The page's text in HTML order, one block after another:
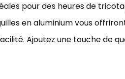
pour des heures de
en aluminium vous
Ajoutez une touche de